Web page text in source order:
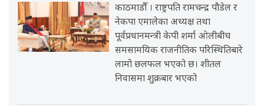
काठमाडौँ । राष्ट्रपति रामचन्द्र पौडेल र
नेकपा एमालेका अध्यक्ष तथा
पूर्वप्रधानमन्त्री केपी शर्मा ओलीबीच
समसामयिक राजनीतिक परिस्थितिबारे
लामो छलफल भएको छ। शीतल
निवासमा शुक्रबार भएको